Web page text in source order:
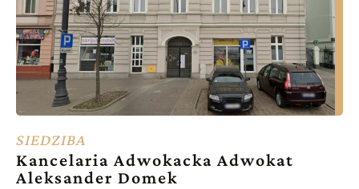
SIEDZIBA
Kancelaria Adwokacka Adwokat
Aleksander Domek